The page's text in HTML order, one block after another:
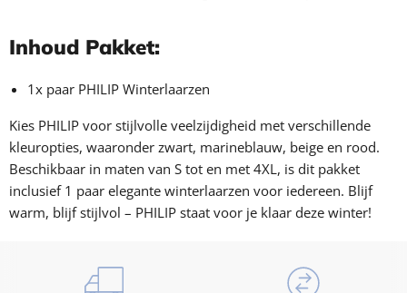
Inhoud Pakket:
1x paar PHILIP Winterlaarzen
Kies PHILIP voor stijlvolle veelzijdigheid met verschillende
kleuropties, waaronder zwart, marineblauw, beige en rood.
Beschikbaar in maten van S tot en met 4XL, is dit pakket
inclusief 1 paar elegante winterlaarzen voor iedereen. Blijf
warm, blijf stijlvol – PHILIP staat voor je klaar deze winter!